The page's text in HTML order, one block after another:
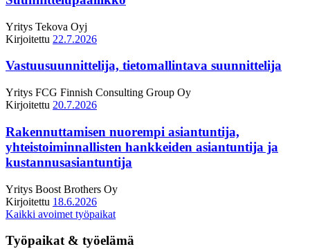
Yritys Tekova Oyj
Kirjoitettu 22.7.2026
Vastuusuunnittelija, tietomallintava suunnittelija
Yritys FCG Finnish Consulting Group Oy
Kirjoitettu 20.7.2026
Rakennuttamisen nuorempi asiantuntija,
yhteistoiminnallisten hankkeiden asiantuntija ja
kustannusasiantuntija
Yritys Boost Brothers Oy
Kirjoitettu 18.6.2026
Kaikki avoimet työpaikat
Työpaikat & työelämä